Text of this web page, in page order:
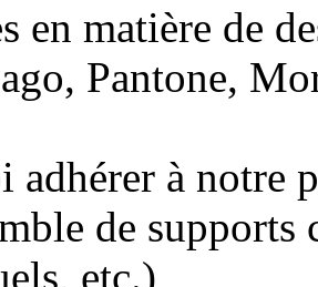
en matière de
Pantone,
adhérer à notre
de
etc.)